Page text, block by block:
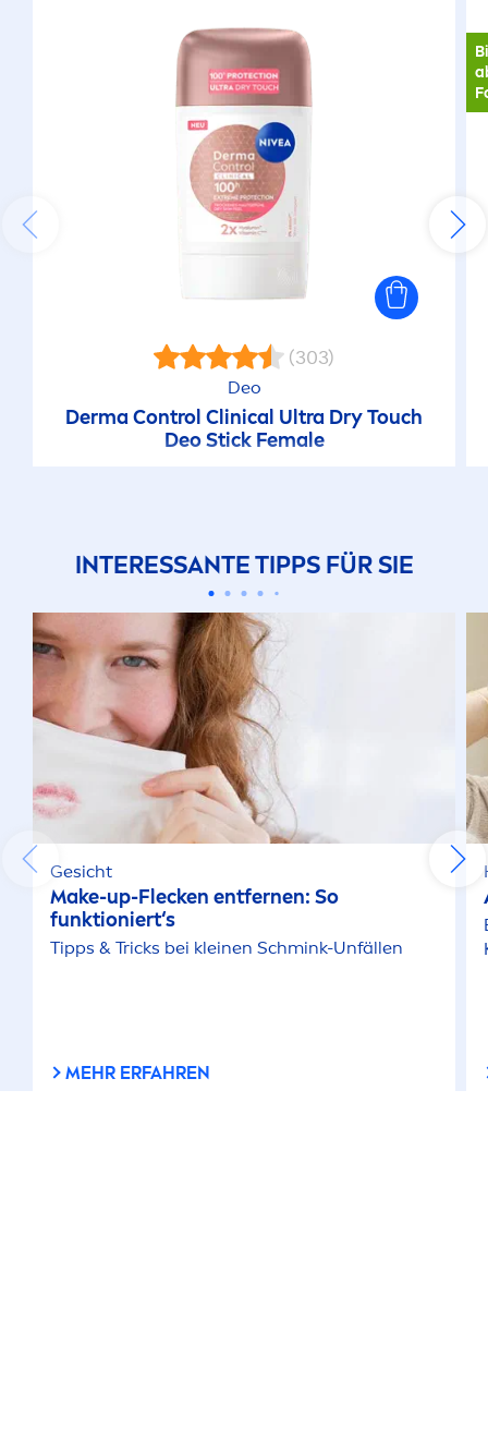
(303)
Deo
Derma Control Clinical Ultra Dry Touch
Deo Stick Female
INTERESSANTE TIPPS FÜR SIE
Gesicht
Make-up-Flecken entfernen: So
funktioniert‘s
Tipps & Tricks bei kleinen Schmink-Unfällen
MEHR ERFAHREN